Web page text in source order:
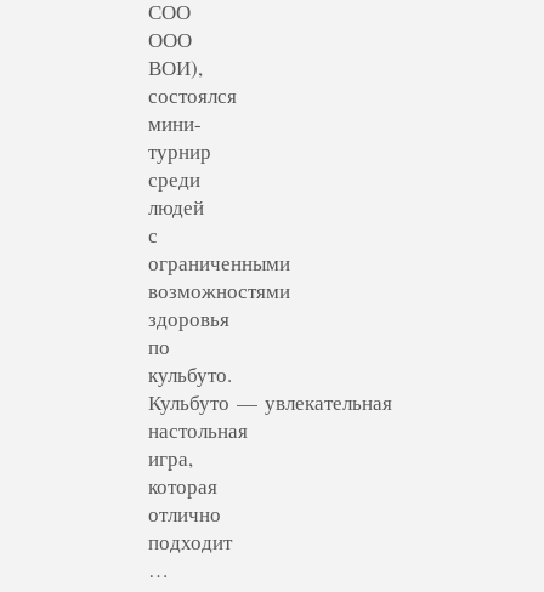
СОО
ООО
ВОИ),
состоялся
мини-
турнир
среди
людей
с
ограниченными
возможностями
здоровья
по
кульбуто.
Кульбуто — увлекательная
настольная
игра,
которая
отлично
подходит
…